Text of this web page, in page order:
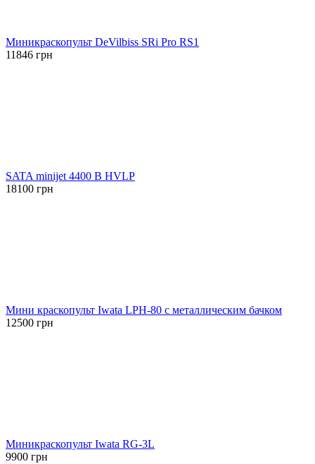
Миникраскопульт DeVilbiss SRi Pro RS1
11846 грн
SATA minijet 4400 B HVLP
18100 грн
Мини краскопульт Iwata LPH-80 с металлическим бачком
12500 грн
Миникраскопульт Iwata RG-3L
9900 грн